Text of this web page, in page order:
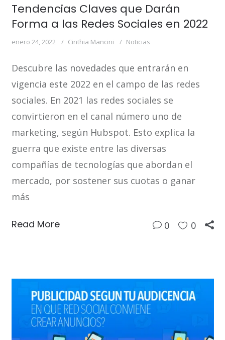
Tendencias Claves que Darán
Forma a las Redes Sociales en 2022
enero 24, 2022 Cinthia Mancini Noticias
Descubre las novedades que entrarán en
vigencia este 2022 en el campo de las redes
sociales. En 2021 las redes sociales se
convirtieron en el canal número uno de
marketing, según Hubspot. Esto explica la
guerra que existe entre las diversas
compañías de tecnologías que abordan el
mercado, por sostener sus cuotas o ganar
más
Read More 0 0